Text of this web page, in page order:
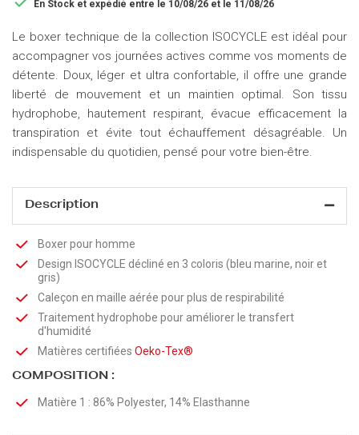
En Stock et expédié entre le 10/08/26 et le 11/08/26
Le boxer technique de la collection ISOCYCLE est idéal pour
accompagner vos journées actives comme vos moments de
détente. Doux, léger et ultra confortable, il offre une grande
liberté de mouvement et un maintien optimal. Son tissu
hydrophobe, hautement respirant, évacue efficacement la
transpiration et évite tout échauffement désagréable. Un
indispensable du quotidien, pensé pour votre bien-être.
Description
Boxer pour homme
Design ISOCYCLE décliné en 3 coloris (bleu marine, noir et
gris)
Caleçon en maille aérée pour plus de respirabilité
Traitement hydrophobe pour améliorer le transfert
d'humidité
Matières certifiées Oeko-Tex®
COMPOSITION :
Matière 1 : 86% Polyester, 14% Elasthanne